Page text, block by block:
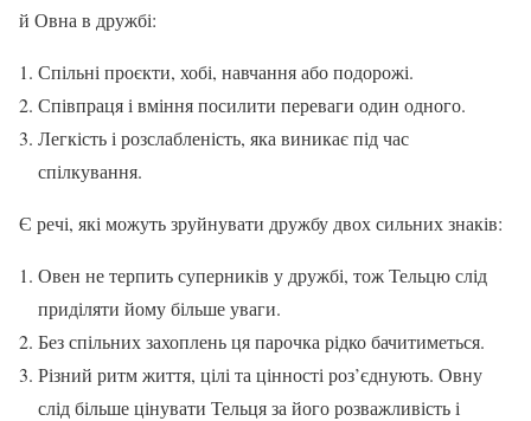
й Овна в дружбі:
Спільні проєкти, хобі, навчання або подорожі.
Співпраця і вміння посилити переваги один одного.
Легкість і розслабленість, яка виникає під час
спілкування.
Є речі, які можуть зруйнувати дружбу двох сильних знаків:
Овен не терпить суперників у дружбі, тож Тельцю слід
приділяти йому більше уваги.
Без спільних захоплень ця парочка рідко бачитиметься.
Різний ритм життя, цілі та цінності роз’єднують. Овну
слід більше цінувати Тельця за його розважливість і